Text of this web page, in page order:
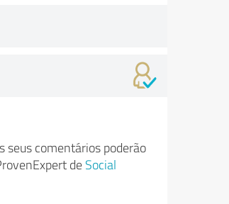
seus comentários poderão
de Social